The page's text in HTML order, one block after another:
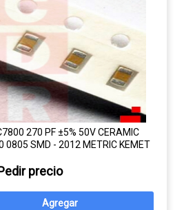
270 PF ±5% 50V CERAMIC
0805 SMD - 2012 METRIC KEMET
precio